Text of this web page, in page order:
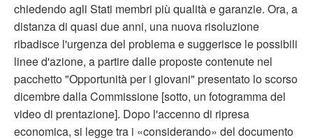
chiedendo agli Stati membri più qualità e garanzie. Ora, a
distanza di quasi due anni, una nuova risoluzione
ribadisce l'urgenza del problema e suggerisce le possibili
linee d'azione, a partire dalle proposte contenute nel
pacchetto "Opportunità per i giovani" presentato lo scorso
dicembre dalla Commissione [sotto, un fotogramma del
video di prentazione]. Dopo l'accenno di ripresa
economica, si legge tra i «considerando» del documento